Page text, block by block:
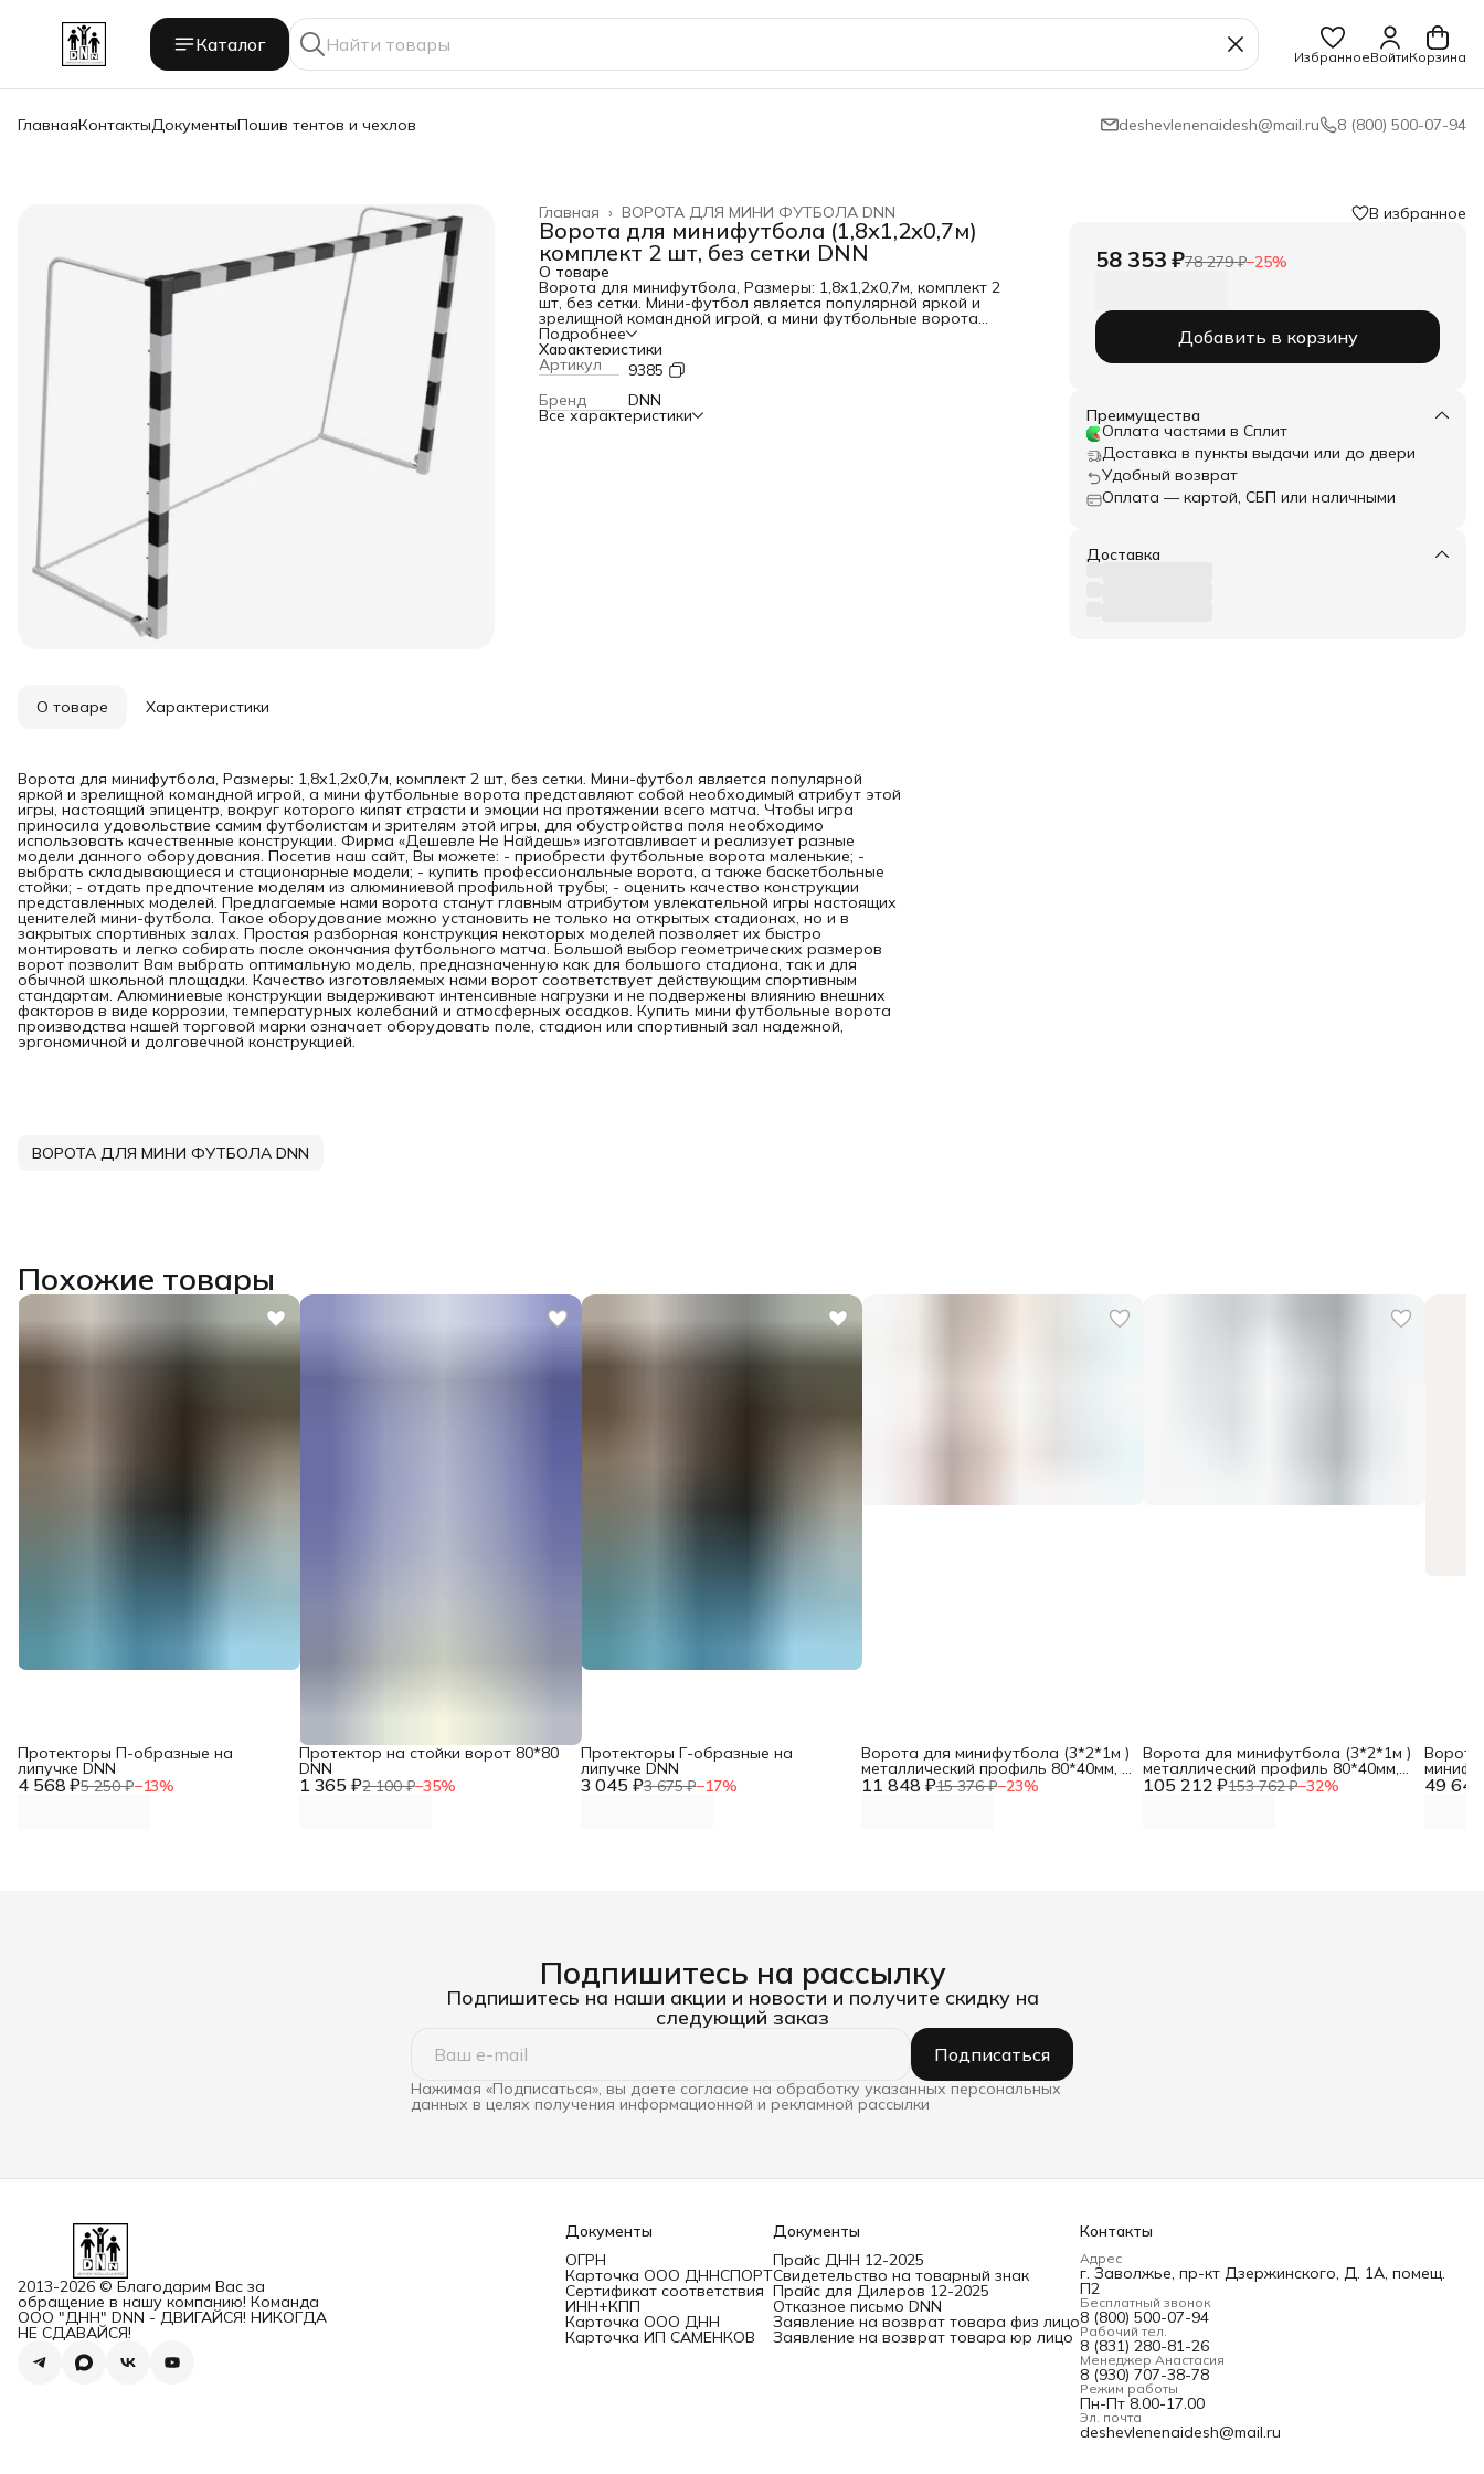
Каталог
ИзбранноеВойтиКорзина
ГлавнаяКонтактыДокументыПошив тентов и чехлов deshevlenenaidesh@mail.ru 8 (800) 500-07-94
ВОРОТА ДЛЯ МИНИ ФУТБОЛА DNN
Главная ›
Ворота для минифутбола (1,8х1,2х0,7м)
комплект 2 шт, без сетки DNN
О товаре
Ворота для минифутбола, Размеры: 1,8х1,2х0,7м, комплект 2
шт, без сетки. Мини-футбол является популярной яркой и
зрелищной командной игрой, а мини футбольные ворота
представляют собой необходимый атрибут этой игры,
настоящий эпицентр, вокруг которого кипят страсти и эмоции
на протяжении всего матча. Чтобы игра приносила
удовольствие самим футболистам и зрителям этой игры, для
обустройства поля необходимо использовать качественные
конструкции. Фирма «Дешевле Не Найдешь» изготавливает и
реализует разные модели данного оборудования. Посетив
эргономичной и долговечной конструкцией.
Подробнее
Характеристики
Артикул
9385
Бренд
DNN
Все характеристики
В избранное
58 353 ₽78 279 ₽−25%
Добавить в корзину
Преимущества
Оплата частями в Сплит
Доставка в пункты выдачи или до двери
Удобный возврат
Оплата — картой, СБП или наличными
Доставка
О товаре Характеристики
Ворота для минифутбола, Размеры: 1,8х1,2х0,7м, комплект 2 шт, без сетки. Мини-футбол является популярной
яркой и зрелищной командной игрой, а мини футбольные ворота представляют собой необходимый атрибут этой
игры, настоящий эпицентр, вокруг которого кипят страсти и эмоции на протяжении всего матча. Чтобы игра
приносила удовольствие самим футболистам и зрителям этой игры, для обустройства поля необходимо
использовать качественные конструкции. Фирма «Дешевле Не Найдешь» изготавливает и реализует разные
модели данного оборудования. Посетив наш сайт, Вы можете: - приобрести футбольные ворота маленькие; -
выбрать складывающиеся и стационарные модели; - купить профессиональные ворота, а также баскетбольные
стойки; - отдать предпочтение моделям из алюминиевой профильной трубы; - оценить качество конструкции
представленных моделей. Предлагаемые нами ворота станут главным атрибутом увлекательной игры настоящих
ценителей мини-футбола. Такое оборудование можно установить не только на открытых стадионах, но и в
закрытых спортивных залах. Простая разборная конструкция некоторых моделей позволяет их быстро
монтировать и легко собирать после окончания футбольного матча. Большой выбор геометрических размеров
ворот позволит Вам выбрать оптимальную модель, предназначенную как для большого стадиона, так и для
обычной школьной площадки. Качество изготовляемых нами ворот соответствует действующим спортивным
стандартам. Алюминиевые конструкции выдерживают интенсивные нагрузки и не подвержены влиянию внешних
факторов в виде коррозии, температурных колебаний и атмосферных осадков. Купить мини футбольные ворота
производства нашей торговой марки означает оборудовать поле, стадион или спортивный зал надежной,
эргономичной и долговечной конструкцией.
ВОРОТА ДЛЯ МИНИ ФУТБОЛА DNN
Похожие товары
4 568 ₽5 250 ₽−13%
Протекторы П-образные на
липучке DNN
1 365 ₽2 100 ₽−35%
Протектор на стойки ворот 80*80
DNN
3 045 ₽3 675 ₽−17%
Протекторы Г-образные на
липучке DNN
11 848 ₽15 376 ₽−23%
Ворота для минифутбола (3*2*1м )
металлический профиль 80*40мм, с
разметкой в стаканах для улицы, 105 212 ₽153 762 ₽−32%
Ворота для минифутбола (3*2*1м )
металлический профиль 80*40мм,
без разметки, комплект 2 шт, без 49
Подпишитесь на рассылку
Подпишитесь на наши акции и новости и получите скидку на
следующий заказ
Подписаться
Нажимая «Подписаться», вы даете согласие на обработку указанных персональных
данных в целях получения информационной и рекламной рассылки
2013-2026 © Благодарим Вас за
обращение в нашу компанию! Команда
ООО "ДНН" DNN - ДВИГАЙСЯ! НИКОГДА
НЕ СДАВАЙСЯ!
Документы
ОГРН
Карточка ООО ДННСПОРТ
Сертификат соответствия
ИНН+КПП
Карточка ООО ДНН
Карточка ИП САМЕНКОВ
Документы
Прайс ДНН 12-2025
Свидетельство на товарный знак
Прайс для Дилеров 12-2025
Отказное письмо DNN
Заявление на возврат товара физ лицо
Заявление на возврат товара юр лицо
Контакты
Адрес
г. Заволжье, пр-кт Дзержинского, Д. 1А, помещ.
П2
Бесплатный звонок
8 (800) 500-07-94
Рабочий тел.
8 (831) 280-81-26
Менеджер Анастасия
8 (930) 707-38-78
Режим работы
Пн-Пт 8.00-17.00
Эл. почта
deshevlenenaidesh@mail.ru